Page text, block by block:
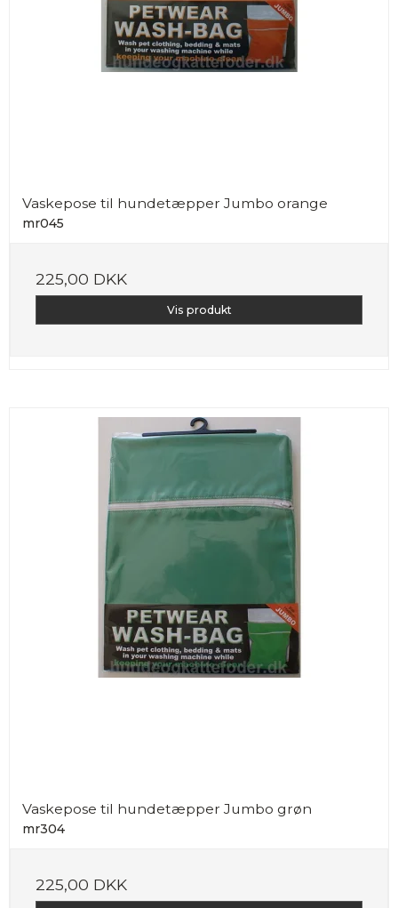
Vaskepose til hundetæpper Jumbo orange
mr045
225,00 DKK
Vis produkt
Vaskepose til hundetæpper Jumbo grøn
mr304
225,00 DKK